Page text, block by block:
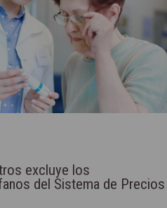
excluye los
del Sistema de Precios